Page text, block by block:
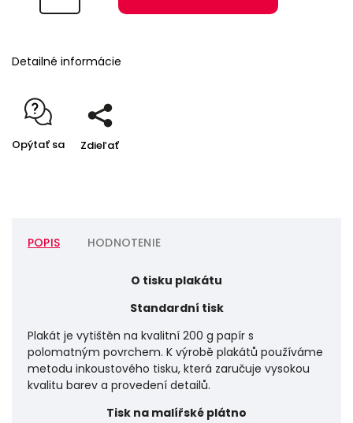
Detailné informácie
Opýtať sa Zdieľať
POPIS HODNOTENIE
O tisku plakátu
Standardní tisk
Plakát je vytištěn na kvalitní 200 g papír s
polomatným povrchem. K výrobě plakátů používáme
metodu inkoustového tisku, která zaručuje vysokou
kvalitu barev a provedení detailů.
Tisk na malířské plátno